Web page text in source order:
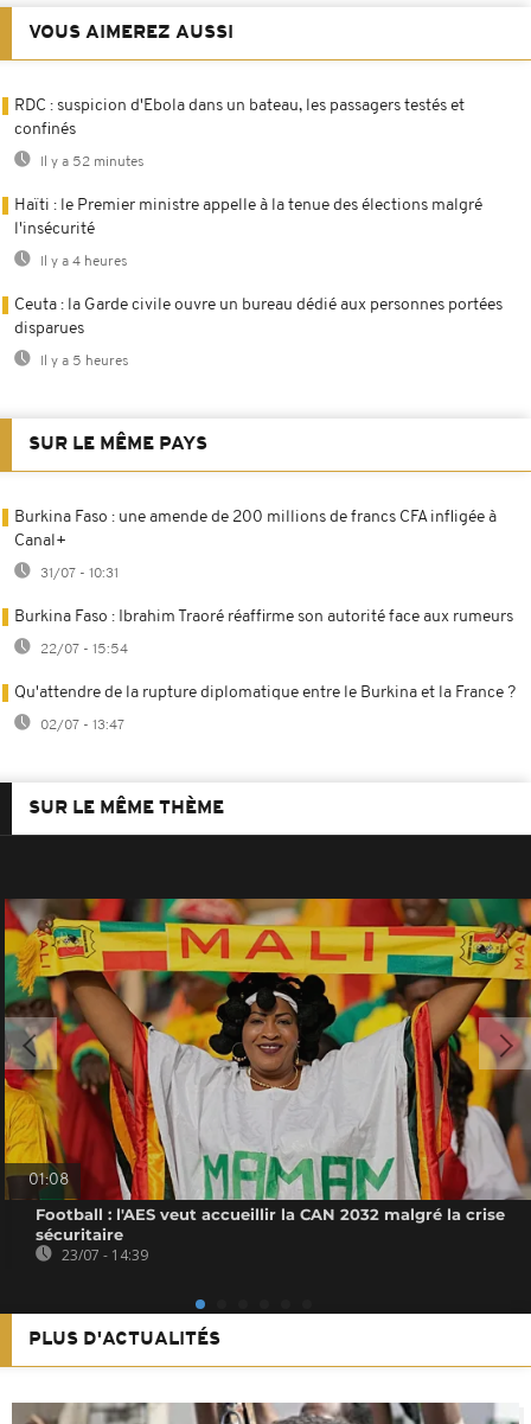
VOUS AIMEREZ AUSSI
RDC : suspicion d'Ebola dans un bateau, les passagers testés et
confinés
Il y a 52 minutes
Haïti : le Premier ministre appelle à la tenue des élections malgré
l'insécurité
Il y a 4 heures
Ceuta : la Garde civile ouvre un bureau dédié aux personnes portées
disparues
Il y a 5 heures
SUR LE MÊME PAYS
Burkina Faso : une amende de 200 millions de francs CFA infligée à
Canal+
31/07 - 10:31
Burkina Faso : Ibrahim Traoré réaffirme son autorité face aux rumeurs
22/07 - 15:54
Qu'attendre de la rupture diplomatique entre le Burkina et la France ?
02/07 - 13:47
SUR LE MÊME THÈME
01:08
Football : l'AES veut accueillir la CAN 2032 malgré la crise
sécuritaire
23/07 - 14:39
PLUS D'ACTUALITÉS